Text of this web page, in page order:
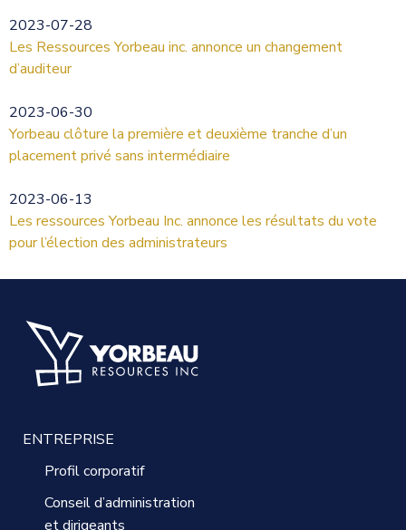
2023-07-28
Les Ressources Yorbeau inc. annonce un changement
d’auditeur
2023-06-30
Yorbeau clôture la première et deuxième tranche d’un
placement privé sans intermédiaire
2023-06-13
Les ressources Yorbeau Inc. annonce les résultats du vote
pour l’élection des administrateurs
ENTREPRISE
Profil corporatif
Conseil d’administration
et dirigeants